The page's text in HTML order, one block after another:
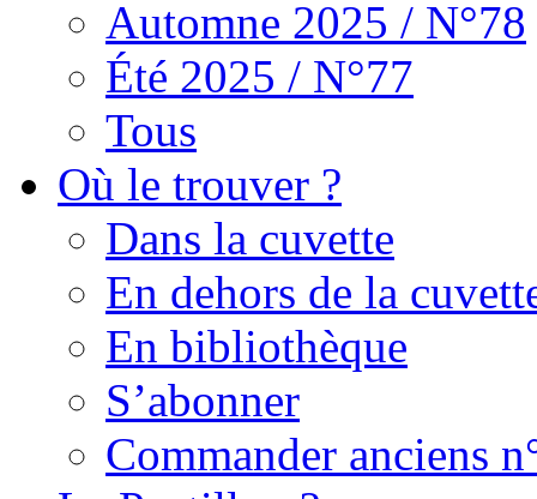
Automne 2025 / N°78
Été 2025 / N°77
Tous
Où le trouver ?
Dans la cuvette
En dehors de la
En bibliothèque
S’abonner
Commander anciens